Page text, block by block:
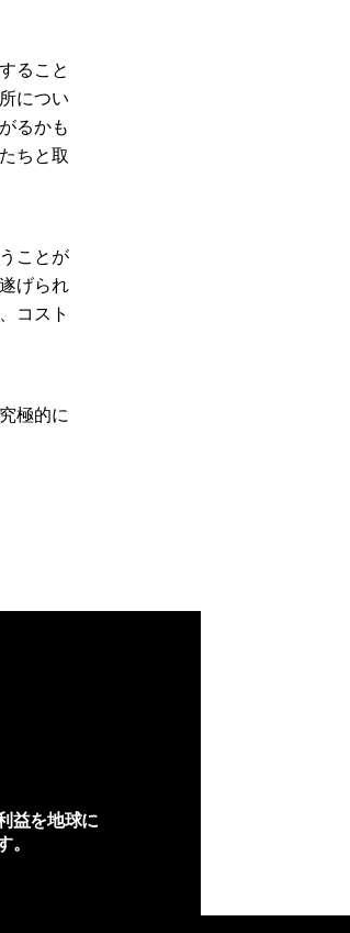
ること
につい
るかも
ちと取
ことが
げられ
コスト
極的に
益を地球に
。